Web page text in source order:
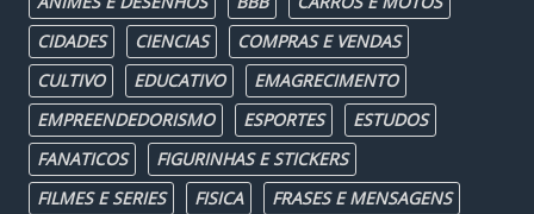
CIDADES
CIENCIAS
COMPRAS E VENDAS
CULTIVO
EDUCATIVO
EMAGRECIMENTO
EMPREENDEDORISMO
ESPORTES
ESTUDOS
FANATICOS
FIGURINHAS E STICKERS
FILMES E SERIES
FISICA
FRASES E MENSAGENS